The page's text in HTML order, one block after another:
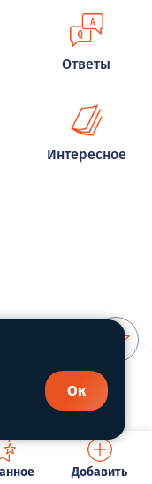
Ответы
Интересное
Добавить
Ок